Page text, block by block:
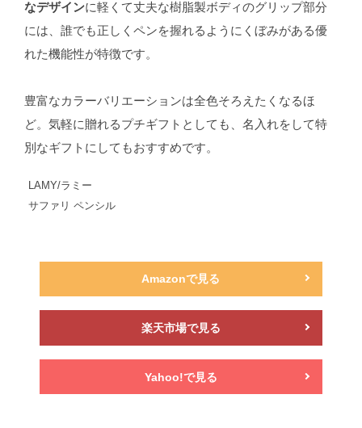
なデザインに軽くて丈夫な樹脂製ボディのグリップ部分
には、誰でも正しくペンを握れるようにくぼみがある優
れた機能性が特徴です。
豊富なカラーバリエーションは全色そろえたくなるほ
ど。気軽に贈れるプチギフトとしても、名入れをして特
別なギフトにしてもおすすめです。
LAMY/ラミー
サファリ ペンシル
Amazonで見る
楽天市場で見る
Yahoo!で見る